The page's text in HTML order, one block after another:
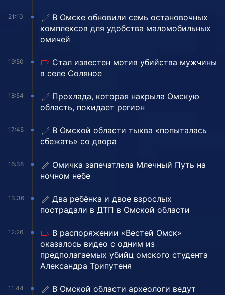
21:10
В Омске обновили семь остановочных
комплексов для удобства маломобильных
омичей
19:50
Стал известен мотив убийства мужчины
в селе Соляное
18:54
Прохлада, которая накрыла Омскую
область, покидает регион
17:45
В Омской области тыква «попыталась
сбежать» со двора
16:38
Омичка запечатлела Млечный Путь на
ночном небе
13:36
Два ребёнка и двое взрослых
пострадали в ДТП в Омской области
12:26
В распоряжении «Вестей Омск»
оказалось видео с одним из
предполагаемых убийц омского студента
Александра Трипутеня
11:44
В Омской области археологи ведут